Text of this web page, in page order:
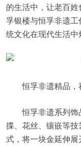
的生活中，让老百
孚银楼与恒孚非遗
统文化在现代生活中
恒孚非遗精品
恒孚非遗系列饰
揲、花丝、镶嵌等
式，将一块金延伸